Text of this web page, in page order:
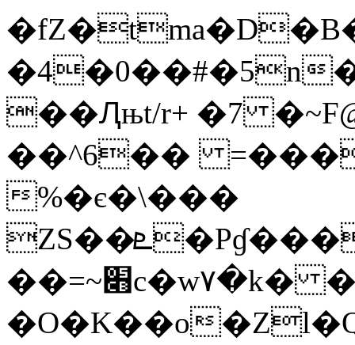
�4�0��#�5n
��Ԯњt/r+ �7
��^6��
%�є�\���
ZS��ܧ�Pɠ��������a`�>?<:e
��=~׋c�w٧�k� �m/
�O�K��o